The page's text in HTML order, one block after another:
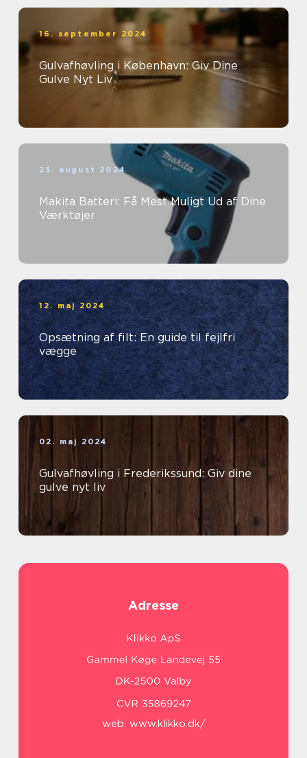
16. september 2024
Gulvafhøvling i København: Giv Dine
Gulve Nyt Liv
23. august 2024
Makita Batteri: Få Mest Muligt Ud af Dine
Værktøjer
12. maj 2024
Opsætning af filt: En guide til fejlfri
vægge
02. maj 2024
Gulvafhøvling i Frederikssund: Giv dine
gulve nyt liv
Adresse
web: www.klikko.dk/